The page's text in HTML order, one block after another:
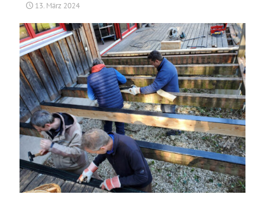
13. März 2024